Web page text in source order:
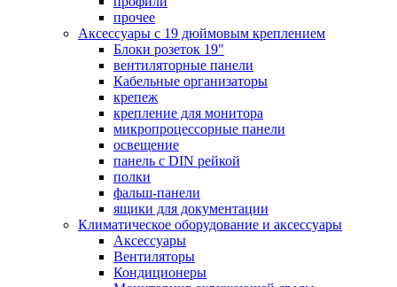
прочее
Аксессуары с 19 дюймовым креплением
Блоки розеток 19"
вентиляторные панели
Кабельные организаторы
крепеж
крепление для монитора
микропроцессорные панели
освещение
панель с DIN рейкой
полки
фальш-панели
ящики для документации
Климатическое оборудование и аксессуары
Аксессуары
Вентиляторы
Кондиционеры